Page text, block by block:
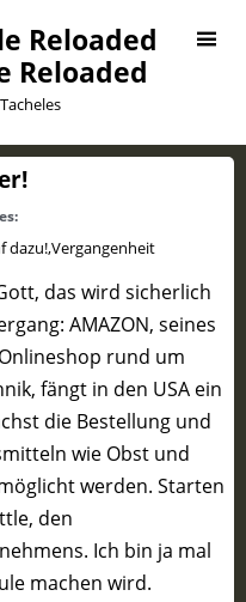
Reloaded
dazu!,Vergangenheit
das wird sicherlich
AMAZON, seines
rund um
fängt in den USA ein
die Bestellung und
wie Obst und
werden. Starten
den
Ich bin ja mal
machen wird.